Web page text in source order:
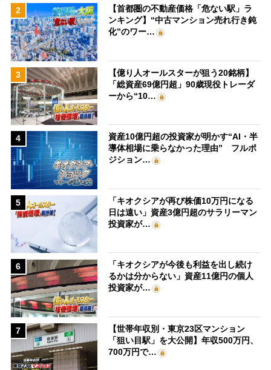
2
【首都圏の不動産価格「危ない駅」ラ
ンキング】“中古マンション売れ行き鈍
化”のワー…
3
【億り人オールスターが狙う20銘柄】
「総資産69億円超」90歳現役トレーダ
ーから“10…
4
資産10億円超の投資家が明かす“AI・半
導体相場に乗らなかった理由” フルポ
ジション…
5
「キオクシアが再び株価10万円になる
日は遠い」資産3億円超のサラリーマン
投資家が…
6
「キオクシアが今後も利益を出し続け
るかは分からない」資産11億円の個人
投資家が…
7
【世帯年収別・東京23区マンション
「狙い目駅」を大公開】年収500万円、
700万円で…